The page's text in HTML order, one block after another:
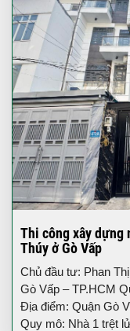
Thi công xây dựng
Thúy ở Gò Vấp
Chủ đầu tư: Phan
Gò Vấp – TP.HCM
Địa điểm: Quận Gò
Quy mô: Nhà 1 trệt